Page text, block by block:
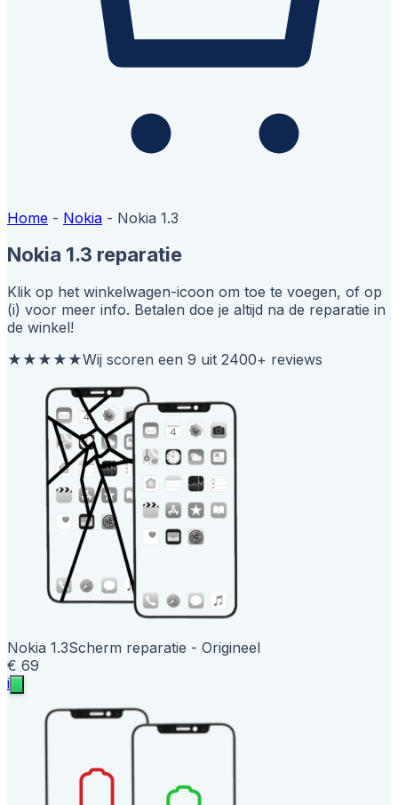
Home - Nokia - Nokia 1.3
Nokia 1.3 reparatie
Klik op het winkelwagen-icoon om toe te voegen, of op
(i) voor meer info. Betalen doe je altijd na de reparatie in
de winkel!
★★★★★Wij scoren een 9 uit 2400+ reviews
Nokia 1.3Scherm reparatie - Origineel
€ 69
i